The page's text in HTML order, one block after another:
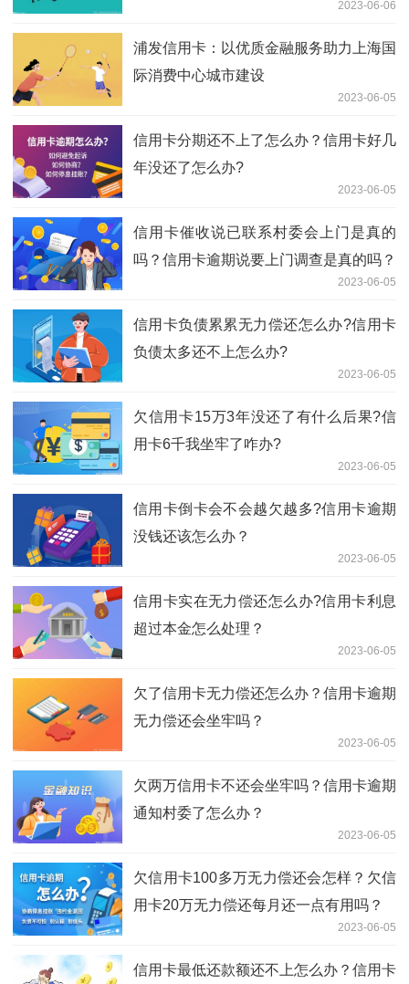
2023-06-06
浦发信用卡：以优质金融服务助力上海国
际消费中心城市建设
2023-06-05
信用卡分期还不上了怎么办？信用卡好几
年没还了怎么办?
2023-06-05
信用卡催收说已联系村委会上门是真的
吗？信用卡逾期说要上门调查是真的吗？
2023-06-05
信用卡负债累累无力偿还怎么办?信用卡
负债太多还不上怎么办?
2023-06-05
欠信用卡15万3年没还了有什么后果?信
用卡6千我坐牢了咋办?
2023-06-05
信用卡倒卡会不会越欠越多?信用卡逾期
没钱还该怎么办？
2023-06-05
信用卡实在无力偿还怎么办?信用卡利息
超过本金怎么处理？
2023-06-05
欠了信用卡无力偿还怎么办？信用卡逾期
无力偿还会坐牢吗？
2023-06-05
欠两万信用卡不还会坐牢吗？信用卡逾期
通知村委了怎么办？
2023-06-05
欠信用卡100多万无力偿还会怎样？欠信
用卡20万无力偿还每月还一点有用吗？
2023-06-05
信用卡最低还款额还不上怎么办？信用卡